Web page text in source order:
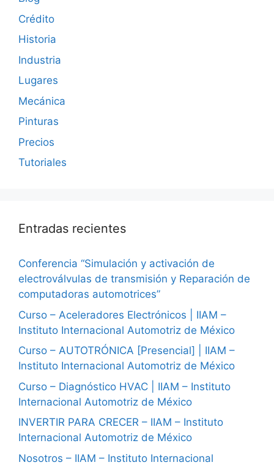
Crédito
Historia
Industria
Lugares
Mecánica
Pinturas
Precios
Tutoriales
Entradas recientes
Conferencia “Simulación y activación de
electroválvulas de transmisión y Reparación de
computadoras automotrices”
Curso – Aceleradores Electrónicos | IIAM –
Instituto Internacional Automotriz de México
Curso – AUTOTRÓNICA [Presencial] | IIAM –
Instituto Internacional Automotriz de México
Curso – Diagnóstico HVAC | IIAM – Instituto
Internacional Automotriz de México
INVERTIR PARA CRECER – IIAM – Instituto
Internacional Automotriz de México
Nosotros – IIAM – Instituto Internacional